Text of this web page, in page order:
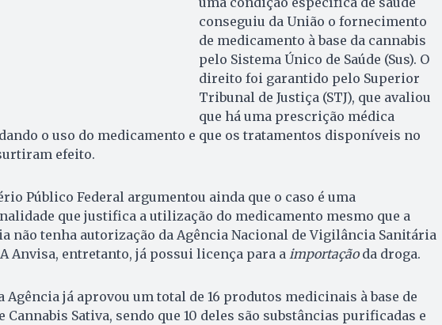
conseguiu da União o fornecimento
de medicamento à base da cannabis
pelo Sistema Único de Saúde (Sus). O
direito foi garantido pelo Superior
Tribunal de Justiça (STJ), que avaliou
que há uma prescrição médica
o uso do medicamento e que os tratamentos disponíveis no
efeito.
Público Federal argumentou ainda que o caso é uma
que justifica a utilização do medicamento mesmo que a
não tenha autorização da Agência Nacional de Vigilância Sanitária
Anvisa, entretanto, já possui licença para a importação da droga.
Agência já aprovou um total de 16 produtos medicinais à base de
Cannabis Sativa, sendo que 10 deles são substâncias purificadas e